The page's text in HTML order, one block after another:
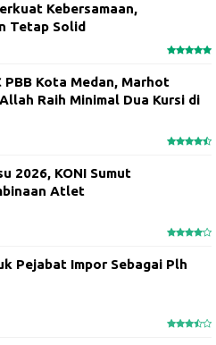
Kebersamaan,
Tetap Solid
PBB Kota Medan, Marhot
Raih Minimal Dua Kursi di
2026, KONI Sumut
Atlet
Pejabat Impor Sebagai Plh